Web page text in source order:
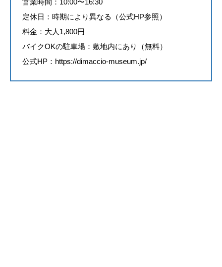
営業時間：10:00〜16:30
定休日：時期により異なる（公式HP参照）
料金：大人1,800円
バイクOKの駐車場：敷地内にあり（無料）
公式HP： https://dimaccio-museum.jp/